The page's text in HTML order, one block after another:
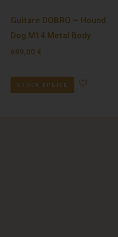
Guitare DOBRO – Hound
Dog M14 Metal Body
699,00 €
STOCK ÉPUISÉ